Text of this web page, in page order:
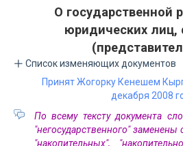
О государственной
юридических лиц,
Список изменяющих документов
Принят Жогорку Кенешем
декабря 2008
По всему тексту документа
"негосударственного" заменены
"накопительных",